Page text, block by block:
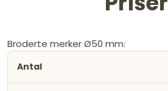
Broderte merker Ø50 mm: